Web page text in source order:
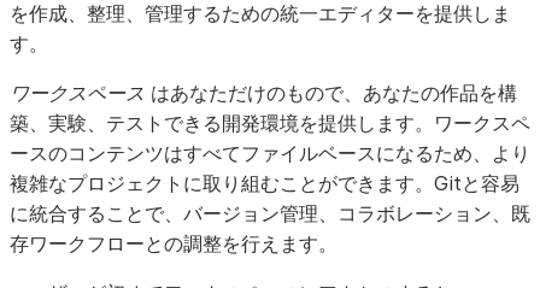
を作成、整理、管理するための統一エディターを提供しま
す。
ワークスペース はあなただけのもので、あなたの作品を構
築、実験、テストできる開発環境を提供します。ワークスペ
ースのコンテンツはすべてファイルベースになるため、より
複雑なプロジェクトに取り組むことができます。Gitと容易
に統合することで、バージョン管理、コラボレーション、既
存ワークフローとの調整を行えます。